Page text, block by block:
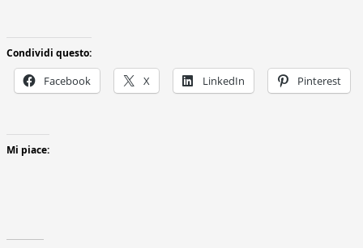
Condividi questo:
Facebook X LinkedIn Pinterest
Mi piace: